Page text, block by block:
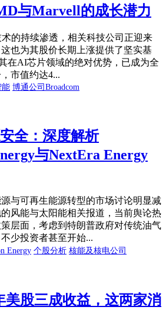
与Marvell的成长潜力
的持续渗透，相关科技公司正迎来
也为其股价长期上涨提供了坚实基
在AI芯片领域的绝对优势，已成为全
市值约达4...
能 博通公司Broadcom
全：深度解析
与NextEra Energy
与可再生能源转型的市场讨论明显减
风能与太阳能相关报道，当前舆论热
层面，考虑到特朗普政府对传统油气
少投资者甚至开始...
Energy 个股分析 核能及核电公司
美股三成收益，这两家消